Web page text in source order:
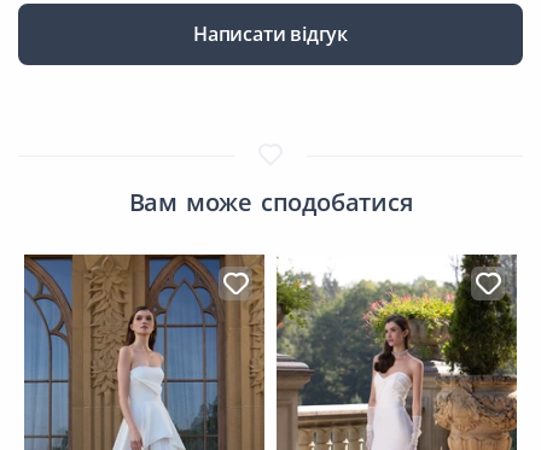
Написати відгук
Вам може сподобатися